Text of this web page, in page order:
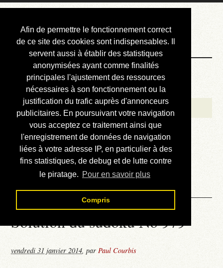
Afin de permettre le fonctionnement correct
de ce site des cookies sont indispensables. Il
servent aussi à établir des statistiques
anonymisées ayant comme finalités
principales l'ajustement des ressources
nécessaires à son fonctionnement ou la
justification du trafic auprès d'annonceurs
publicitaires. En poursuivant votre navigation
vous acceptez ce traitement ainsi que
l'enregistrement de données de navigation
liées à votre adresse IP, en particulier à des
fins statistiques, de debug et de lutte contre
le piratage. Pour en savoir plus
Compris
Courbis, « LE »
Blog Officiel
Bienvenue
Réalisations
Divers (et d’été)
Annonces
Liens externes
Téléchargement
Contact
Solution du sudoku No 979
vendredi 31 janvier 2014,parPaul Courbis